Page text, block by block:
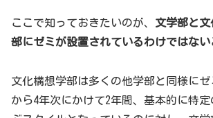
ここで知っておきたいのが、 文学部と
部にゼミが設置されているわけではない
文化構想学部は多くの他学部と同様に
から4年次にかけて2年間、基本的に特